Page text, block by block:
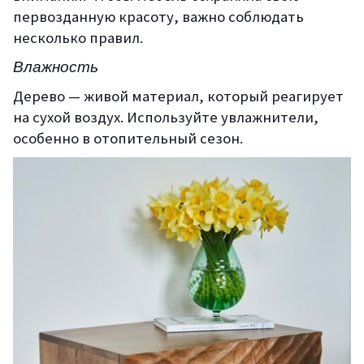
первозданную красоту, важно соблюдать
несколько правил.
Влажность
Дерево — живой материал, который реагирует
на сухой воздух. Используйте увлажнители,
особенно в отопительный сезон.